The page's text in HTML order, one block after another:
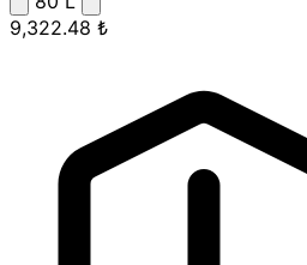
9,322.48 ₺